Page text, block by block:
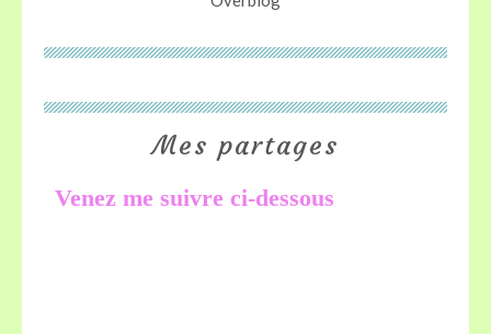
Mes partages
Venez me suivre ci-dessous